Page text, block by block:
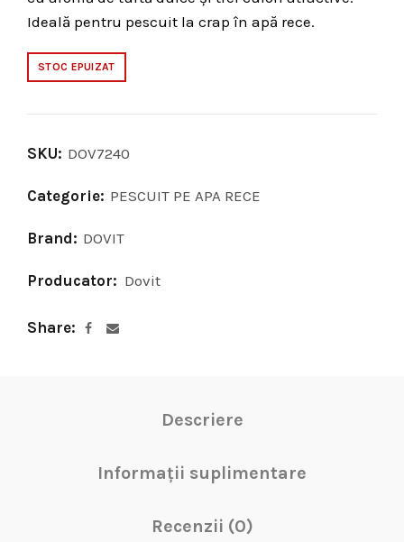
Ideală pentru pescuit la crap în apă rece.
STOC EPUIZAT
SKU: DOV7240
Categorie: PESCUIT PE APA RECE
Brand: DOVIT
Producator: Dovit
Share
Descriere
Informații suplimentare
Recenzii (0)